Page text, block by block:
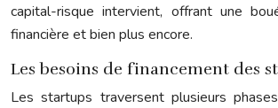
capital-risque intervient, offrant une
financière et bien plus encore.
Les besoins de financement des
Les startups traversent plusieurs